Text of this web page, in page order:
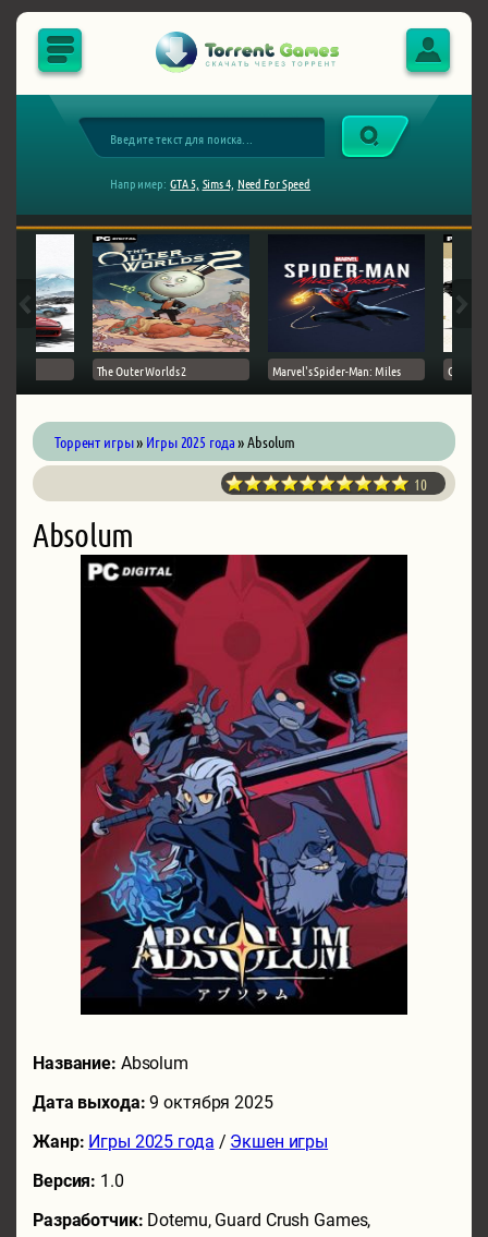
Например: GTA 5, Sims 4, Need For Speed
The Outer Worlds 2 Marvel's Spider-Man: Miles Ghost
Торрент игры» Игры 2025 года» Absolum
10
Absolum
Название: Absolum
Дата выхода:9 октября 2025
Жанр: Игры 2025 года / Экшен игры
Версия: 1.0
Разработчик: Dotemu, Guard Crush Games,